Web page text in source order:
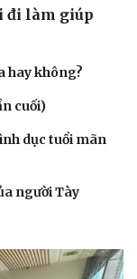
đi làm giúp
hay không?
cuối)
dục tuổi mãn
người Tày